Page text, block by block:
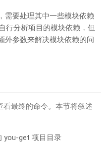
需要处理其中一些模块依赖
行分析项目的模块依赖，但
外参数来解决模块依赖的问
看最终的命令。本节将叙述
you-get 项目目录